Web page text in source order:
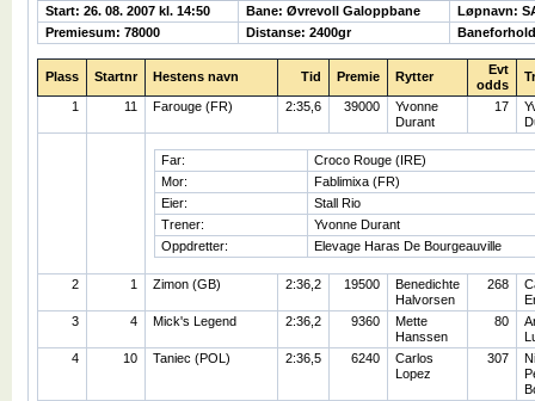
Start: 26. 08. 2007 kl. 14:50 Bane: Øvrevoll Galoppbane
Løpnavn:
Premiesum: 78000
Distanse: 2400gr
Plass Startnr Hestens navn Tid Premie Rytter
Evt
odds
1 11 Farouge (FR) 2:35,6 39000
Yvonne
Durant
17
Far:
Croco Rouge (IRE)
Mor:
Fablimixa (FR)
Eier:
Stall Rio
Trener:
Yvonne Durant
Oppdretter:
Elevage Haras De Bourgeauville
2 1 Zimon (GB) 2:36,2 19500
Benedichte
Halvorsen
268
3
4 Mick's Legend 2:36,2 9360
Mette
Hanssen
80
4
10 Taniec (POL) 2:36,5 6240
Carlos
Lopez
307